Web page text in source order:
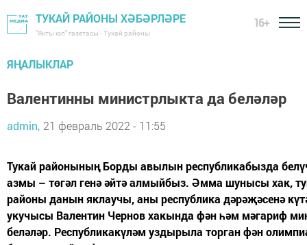
ТУКАЙ РАЙОНЫ ХӘБӘРЛӘРЕ
"Якты юл" газетасы - Тукай районы
16+
ЯҢАЛЫКЛАР
Валентинны министрлыкта да беләләр
admin, 21 февраль 2022 - 11:55
Тукай районының Борды авылын республикабызда
азмы – төгәл генә әйтә алмыйбыз. Әмма шунысы хак,
районы данын яклаучы, аны республика дәрәҗәсенә
укучысы Валентин Чернов хакында фән һәм мәгариф
беләләр. Республикакүләм уздырыла торган фән